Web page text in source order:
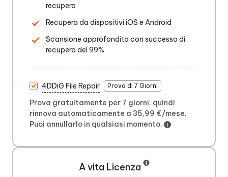
recupero
Recupera da dispositivi iOS e Android
Scansione approfondita con successo di
recupero del 99%
4DDiG File Repair Prova di 7 Giorni
Prova gratuitamente per 7 giorni, quindi
rinnova automaticamente a 35,99 €/mese.
Puoi annullarlo in qualsiasi momento.
A vita Licenza